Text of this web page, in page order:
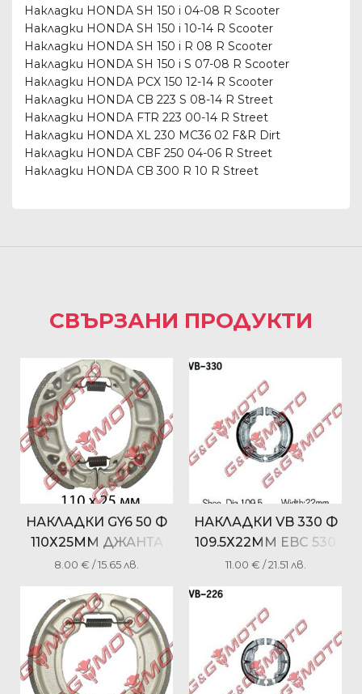
Накладки HONDA SH 150 i 04-08 R Scooter
Накладки HONDA SH 150 i 10-14 R Scooter
Накладки HONDA SH 150 i R 08 R Scooter
Накладки HONDA SH 150 i S 07-08 R Scooter
Накладки HONDA PCX 150 12-14 R Scooter
Накладки HONDA CB 223 S 08-14 R Street
Накладки HONDA FTR 223 00-14 R Street
Накладки HONDA XL 230 MC36 02 F&R Dirt
Накладки HONDA CBF 250 04-06 R Street
Накладки HONDA CB 300 R 10 R Street
СВЪРЗАНИ ПРОДУКТИ
НАКЛАДКИ GY6 50 Ф
110Х25ММ ДЖАНТА
10″
8.00 € / 15.65 лв.
НАКЛАДКИ VB 330 Ф
109.5Х22ММ EBC 530
FERODO FSB883 NHC
11.00 € / 21.51 лв.